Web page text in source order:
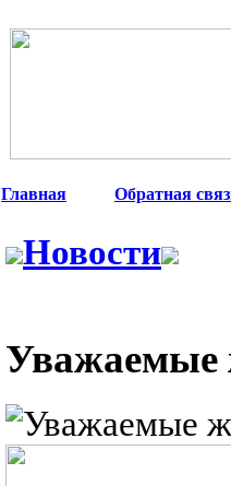
Главная Обратная
Новости
Уважаемые